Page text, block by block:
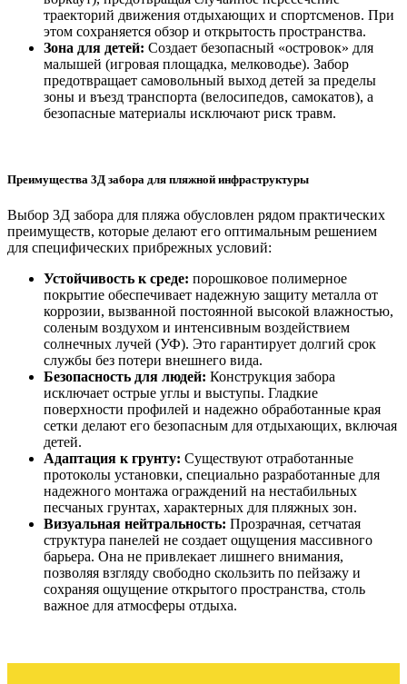
траекторий движения отдыхающих и спортсменов. При
этом сохраняется обзор и открытость пространства.
Зона для детей: Создает безопасный «островок» для
малышей (игровая площадка, мелководье). Забор
предотвращает самовольный выход детей за пределы
зоны и въезд транспорта (велосипедов, самокатов), а
безопасные материалы исключают риск травм.
Преимущества 3Д забора для пляжной инфраструктуры
Выбор 3Д забора для пляжа обусловлен рядом практических
преимуществ, которые делают его оптимальным решением
для специфических прибрежных условий:
Устойчивость к среде: порошковое полимерное
покрытие обеспечивает надежную защиту металла от
коррозии, вызванной постоянной высокой влажностью,
соленым воздухом и интенсивным воздействием
солнечных лучей (УФ). Это гарантирует долгий срок
службы без потери внешнего вида.
Безопасность для людей: Конструкция забора
исключает острые углы и выступы. Гладкие
поверхности профилей и надежно обработанные края
сетки делают его безопасным для отдыхающих, включая
детей.
Адаптация к грунту: Существуют отработанные
протоколы установки, специально разработанные для
надежного монтажа ограждений на нестабильных
песчаных грунтах, характерных для пляжных зон.
Визуальная нейтральность: Прозрачная, сетчатая
структура панелей не создает ощущения массивного
барьера. Она не привлекает лишнего внимания,
позволяя взгляду свободно скользить по пейзажу и
сохраняя ощущение открытого пространства, столь
важное для атмосферы отдыха.